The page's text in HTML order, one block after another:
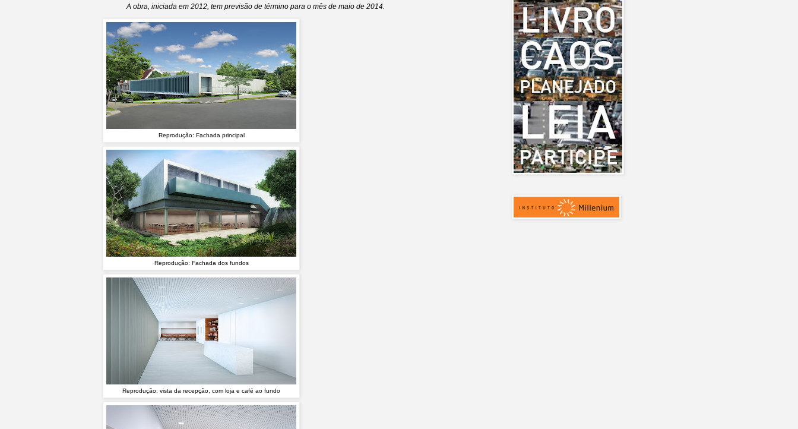
A obra, iniciada em 2012, tem previsão de término para o mês de maio de 2014.
Reprodução: Fachada principal
Reprodução: Fachada dos fundos
Reprodução: vista da recepção, com loja e café ao fundo